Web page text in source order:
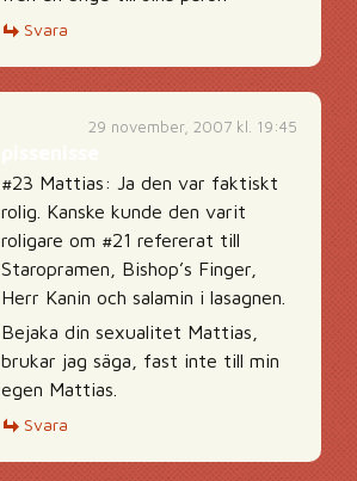
Svara
29 november, 2007 kl. 19:45
#23 Mattias: Ja den var faktiskt
rolig. Kanske kunde den varit
roligare om #21 refererat till
Staropramen, Bishop’s Finger,
Herr Kanin och salamin i lasagnen.
Bejaka din sexualitet Mattias,
brukar jag säga, fast inte till min
egen Mattias.
Svara